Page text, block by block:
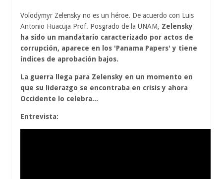
Volodymyr Zelensky no es un héroe. De acuerdo con Luis
Antonio Huacuja Prof. Posgrado de la UNAM, Zelensky
ha sido un mandatario caracterizado por actos de
corrupción, aparece en los 'Panama Papers' y tiene
índices de aprobación bajos.
La guerra llega para Zelensky en un momento en
que su liderazgo se encontraba en crisis y ahora
Occidente lo celebra...
Entrevista: